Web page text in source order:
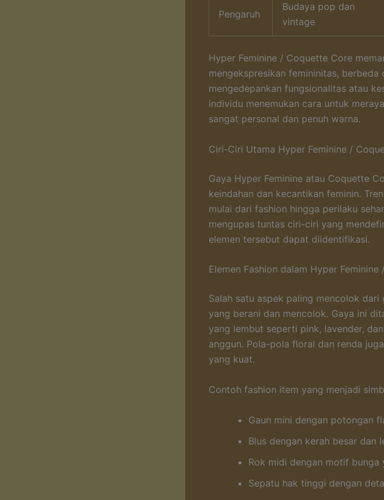
Pengaruh
Budaya pop dan
vintage
Hyper Feminine / Coquette Core
mengekspresikan femininitas,
mengedepankan fungsionalitas atau
individu menemukan cara untuk
sangat personal dan penuh warna.
Ciri-Ciri Utama Hyper Feminine /
Gaya Hyper Feminine atau Coquette
keindahan dan kecantikan feminin.
mulai dari fashion hingga perilaku
mengupas tuntas ciri-ciri yang
elemen tersebut dapat diidentifikasi.
Elemen Fashion dalam Hyper
Salah satu aspek paling mencolok
yang berani dan mencolok. Gaya ini
yang lembut seperti pink, lavender,
anggun. Pola-pola floral dan renda
yang kuat.
Contoh fashion item yang menjadi
Gaun mini dengan potongan
Blus dengan kerah besar dan
Rok midi dengan motif bunga
Sepatu hak tinggi dengan